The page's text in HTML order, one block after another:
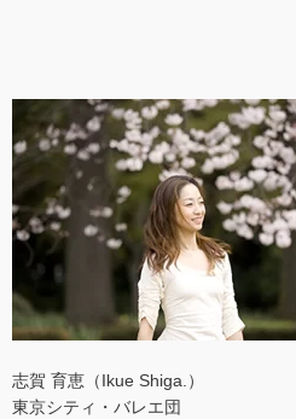
志賀 育恵（Ikue Shiga.）
東京シティ・バレエ団